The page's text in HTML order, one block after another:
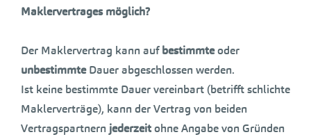
Maklervertrages möglich?
Der Maklervertrag kann aufbestimmteoder
unbestimmteDauer abgeschlossen werden.
Ist keine bestimmte Dauer vereinbart (betrifft schlichte
Maklerverträge), kann der Vertrag von beiden
Vertragspartnern jederzeitohne Angabe von Gründen